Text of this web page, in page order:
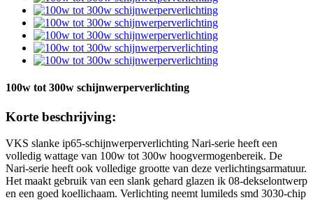
100w tot 300w schijnwerperverlichting
Korte beschrijving:
VKS slanke ip65-schijnwerperverlichting Nari-serie heeft een
volledig wattage van 100w tot 300w hoogvermogenbereik. De
Nari-serie heeft ook volledige grootte van deze verlichtingsarmatuur.
Het maakt gebruik van een slank gehard glazen ik 08-dekselontwerp
en een goed koellichaam. Verlichting neemt lumileds smd 3030-chip